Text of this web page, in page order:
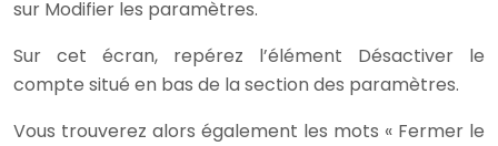
sur Modifier les paramètres.
Sur cet écran, repérez l’élément Désactiver le
compte situé en bas de la section des paramètres.
Vous trouverez alors également les mots « Fermer le